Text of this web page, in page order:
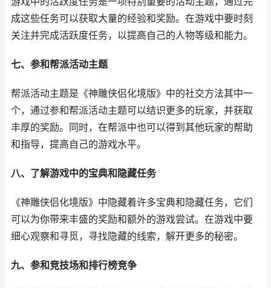
成这些任务可以获取大量的经验和奖励。在游戏中要时刻
关注并完成活跃度任务，以提高自己的人物等级和能力。
七、参和帮派活动主题
帮派活动主题是《神雕侠侣化境版》中的社交方法其中一
个，通过参和帮派活动主题可以结识更多的玩家，并获取
丰厚的奖励。同时，在帮派中也可以得到其他玩家的帮助
和指导，提高自己的游戏水平。
八、了解游戏中的宝典和隐藏任务
《神雕侠侣化境版》中隐藏着许多宝典和隐藏任务，它们
可以为你带来丰盛的奖励和额外的游戏尝试。在游戏中要
细心观察和寻觅，寻找隐藏的线索，解开更多的秘密。
九、参和竞技场和排行榜竞争